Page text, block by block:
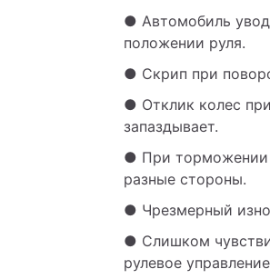
● Автомобиль
положении руля.
● Скрип при
● Отклик колес
запаздывает.
● При торможении
разные стороны.
● Чрезмерный
● Слишком
рулевое